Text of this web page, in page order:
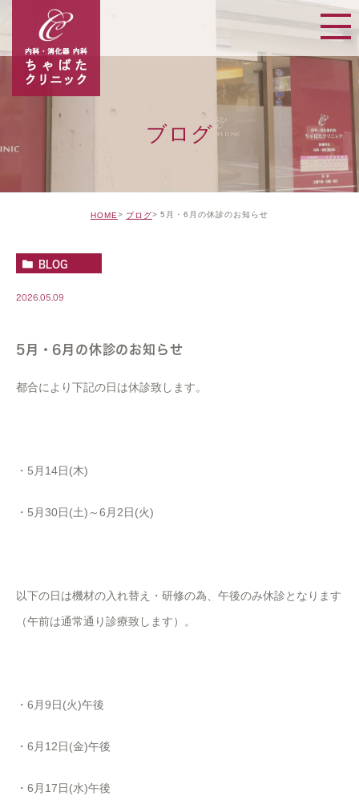
ブログ
HOME ブログ 5月・6月の休診のお知らせ
BLOG
2026.05.09
5月・6月の休診のお知らせ
都合により下記の日は休診致します。
・5月14日(木)
・5月30日(土)～6月2日(火)
以下の日は機材の入れ替え・研修の為、午後のみ休診となります
（午前は通常通り診療致します）。
・6月9日(火)午後
・6月12日(金)午後
・6月17日(水)午後